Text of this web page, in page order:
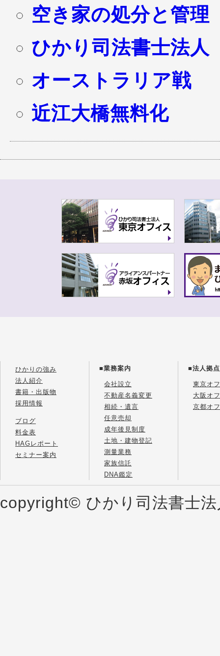
空き家の処分と管理
ひかり司法書士法
オーストラリア戦
近江大橋無料化
ひかりの強み
法人紹介
書籍・出版物
採用情報
ブログ
料金表
HAGレポート
セミナー案内
■業務案内
会社設立
不動産名義変更
相続・遺言
任意売却
成年後見制度
土地・建物登記
測量業務
家族信託
DNA鑑定
■法人拠点
東京オ
大阪オ
京都オ
copyright© ひかり司法書士